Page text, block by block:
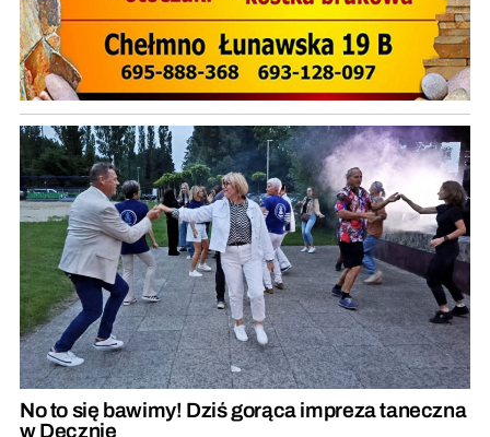
No to się bawimy! Dziś gorąca impreza taneczna
w Decznie